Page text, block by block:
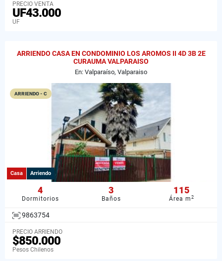
PRECIO VENTA
UF43.000
UF
ARRIENDO CASA EN CONDOMINIO LOS AROMOS II 4D 3B 2E
CURAUMA VALPARAISO
En: Valparaíso, Valparaiso
ARRIENDO - C
Casa Arriendo
4
Dormitorios
3
Baños
115
Área m2
9863754
PRECIO ARRIENDO
$850.000
Pesos Chilenos